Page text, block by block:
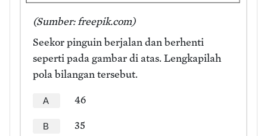
(Sumber: freepik.com)
Seekor pinguin berjalan dan berhenti
seperti pada gambar di atas. Lengkapilah
pola bilangan tersebut.
A 46
B 35